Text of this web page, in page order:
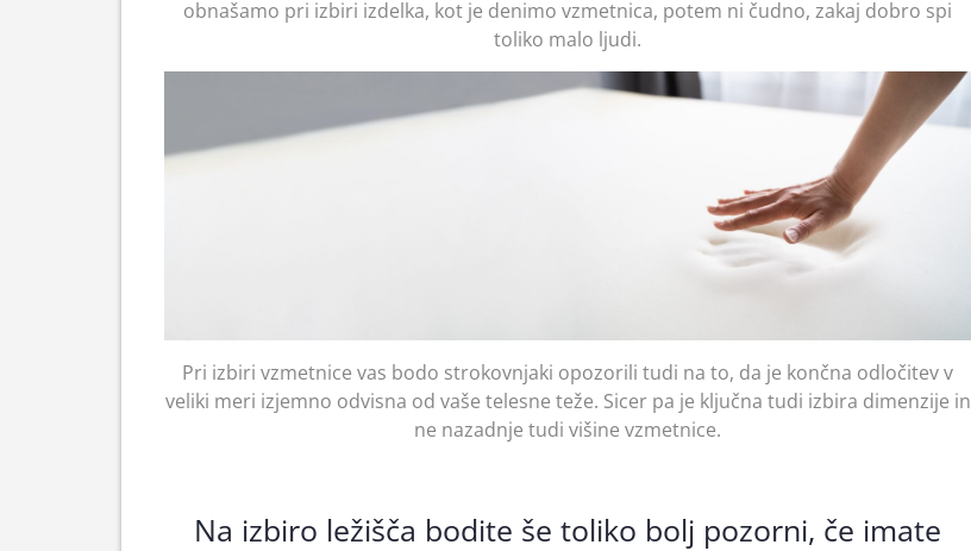
obnašamo pri izbiri izdelka, kot je denimo vzmetnica, potem ni čudno, zakaj dobro spi
toliko malo ljudi.
Pri izbiri vzmetnice vas bodo strokovnjaki opozorili tudi na to, da je končna odločitev v
veliki meri izjemno odvisna od vaše telesne teže. Sicer pa je ključna tudi izbira dimenzije in
ne nazadnje tudi višine vzmetnice.
Na izbiro ležišča bodite še toliko bolj pozorni, če imate